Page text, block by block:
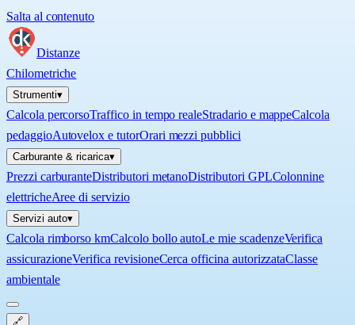
Salta al contenuto
Distanze
Chilometriche
Strumenti▾
Calcola percorsoTraffico in tempo realeStradario e mappeCalcola
pedaggioAutovelox e tutorOrari mezzi pubblici
Carburante & ricarica▾
Prezzi carburanteDistributori metanoDistributori GPLColonnine
elettricheAree di servizio
Servizi auto▾
Calcola rimborso kmCalcolo bollo autoLe mie scadenzeVerifica
assicurazioneVerifica revisioneCerca officina autorizzataClasse
ambientale
🔗